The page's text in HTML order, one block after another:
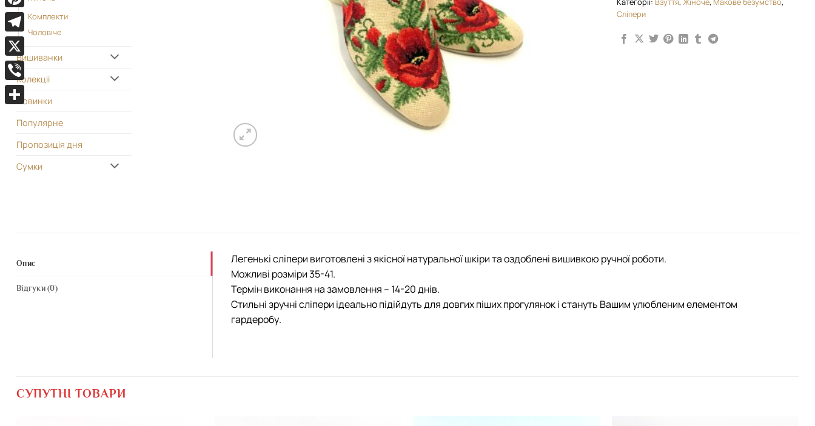
Комплекти
Чоловіче
Вишиванки
Колекціі
Новинки
Популярне
Пропозиція дня
Сумки
Сліпери
Опис
Відгуки (0)
Легенькі сліпери виготовлені з якісної натуральної шкіри та оздоблені вишивкою ручної роботи.
Можливі розміри 35-41.
Термін виконання на замовлення – 14-20 днів.
Стильні зручні сліпери ідеально підійдуть для довгих піших прогулянок і стануть Вашим улюбленим елементом
гардеробу.
СУПУТНІ ТОВАРИ
Pinterest
Telegram
X
Viber